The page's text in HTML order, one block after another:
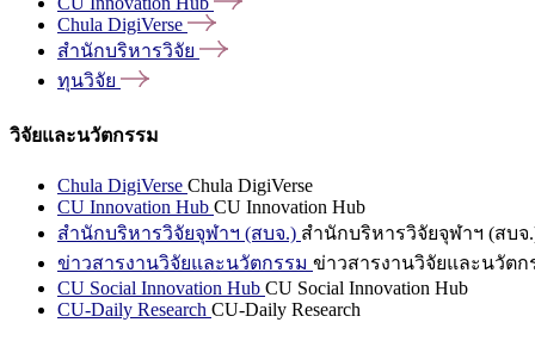
Chula DigiVerse
สำนักบริหารวิจัย
ทุนวิจัย
วิจัยและนวัตกรรม
Chula DigiVerse Chula DigiVerse
CU Innovation Hub CU Innovation Hub
สำนักบริหารวิจัยจุฬาฯ (สบจ.) สำนักบริหารวิจัยจุฬาฯ (สบจ
ข่าวสารงานวิจัยและนวัตกรรม ข่าวสารงานวิจัยและนวัตก
CU Social Innovation Hub CU Social Innovation Hub
CU-Daily Research CU-Daily Research